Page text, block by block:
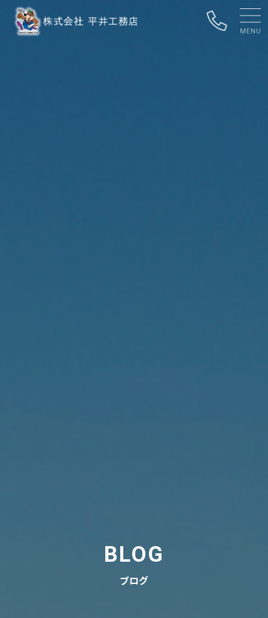
BLOG
ブログ